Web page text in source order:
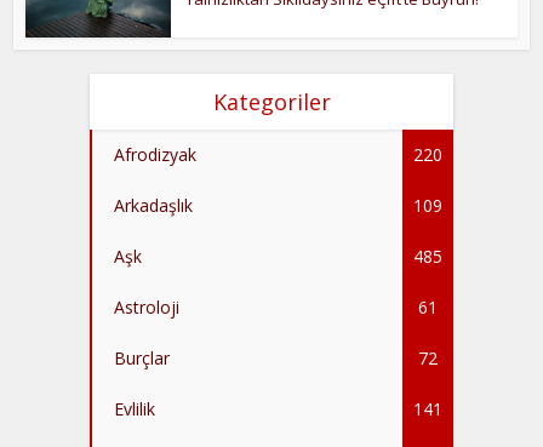
Kategoriler
Afrodizyak 220
Arkadaşlık 109
Aşk 485
Astroloji 61
Burçlar 72
Evlilik 141